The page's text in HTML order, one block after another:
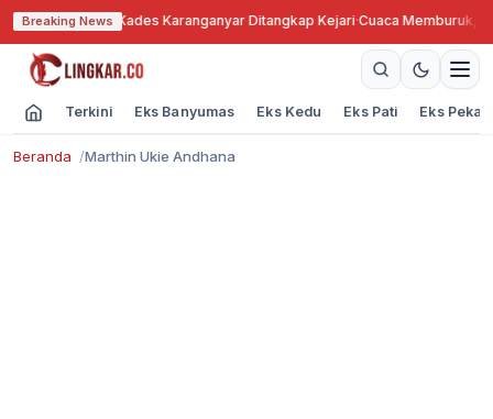
Breaking News
Bengkok, Kades Karanganyar Ditangkap Kejari·Cuaca Memburuk,
Terkini Eks Banyumas Eks Kedu Eks Pati Eks
Beranda Marthin Ukie Andhana